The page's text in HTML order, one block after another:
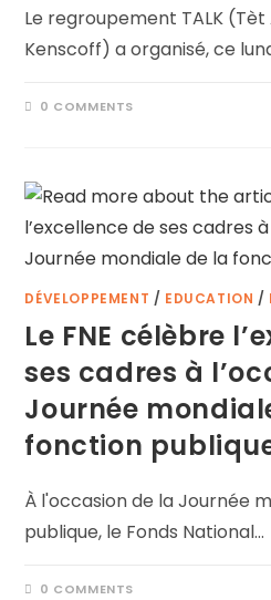
Le regroupement TALK
Kenscoff) a organisé, ce
0 COMMENTS
DÉVELOPPEMENT / EDUCATION /
Le FNE célèbre
ses cadres à
Journée
fonction
À l'occasion de la Journée
publique, le Fonds National…
0 COMMENTS